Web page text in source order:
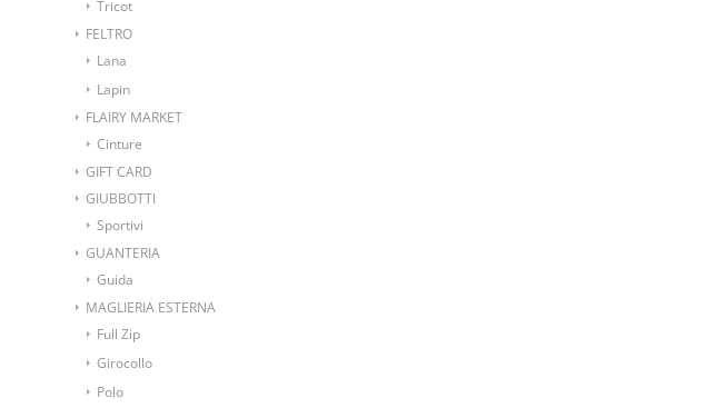
Tricot
FELTRO
Lana
Lapin
FLAIRY MARKET
Cinture
GIFT CARD
GIUBBOTTI
Sportivi
GUANTERIA
Guida
MAGLIERIA ESTERNA
Full Zip
Girocollo
Polo